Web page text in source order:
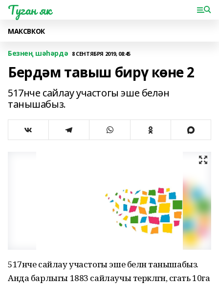
Туган як
МАКСВКОК
Безнең шәһәрдә 8 СЕНТЯБРЯ 2019, 08:45
Бердәм тавыш бирү көне 2
517нче сайлау участогы эше белән
танышабыз.
517нче сайлау участогы эше белән танышабыз.
Анда барлыгы 1883 сайлаучы теркәлгән, сәгать 10га